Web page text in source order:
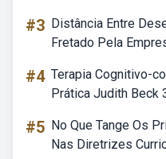
#3 Distância Entre
Fretado Pela
#4 Terapia Cognitivo-
Prática Judith Beck
#5 No Que Tange Os
Nas Diretrizes